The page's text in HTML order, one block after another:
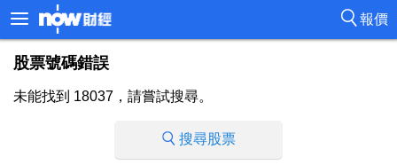
報價
股票號碼錯誤
未能找到 18037，請嘗試搜尋。
搜尋股票